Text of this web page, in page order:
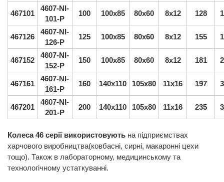
467101
4607-NI-
101-P
100 100x85 80x60 8x12 128
467126
4607-NI-
126-P
125 100x85 80x60 8x12 155
467152
4607-NI-
152-P
150 100x85 80x60 8x12 181
467161
4607-NI-
161-P
160 140x110 105x80 11x16 197
467201
4607-NI-
201-P
200 140x110 105x80 11x16 235
Колеса 46 серії використовують на підприємствах
харчового виробництва(ковбасні, сирні, макаронні цехи
тощо). Також в лабораторному, медицинському та
технологічному устаткуванні.